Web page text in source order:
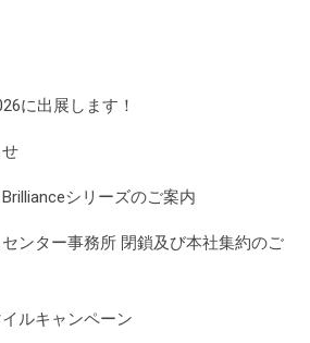
に出展します！
シリーズのご案内
ンター事務所 閉鎖及び本社集約のご
ルキャンペーン